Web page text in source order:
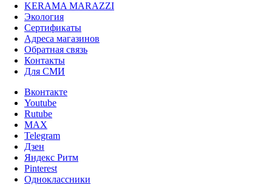
KERAMA MARAZZI
Экология
Сертификаты
Адреса магазинов
Обратная связь
Контакты
Для СМИ
Вконтакте
Youtube
Rutube
MAX
Telegram
Дзен
Яндекс Ритм
Pinterest
Одноклассники